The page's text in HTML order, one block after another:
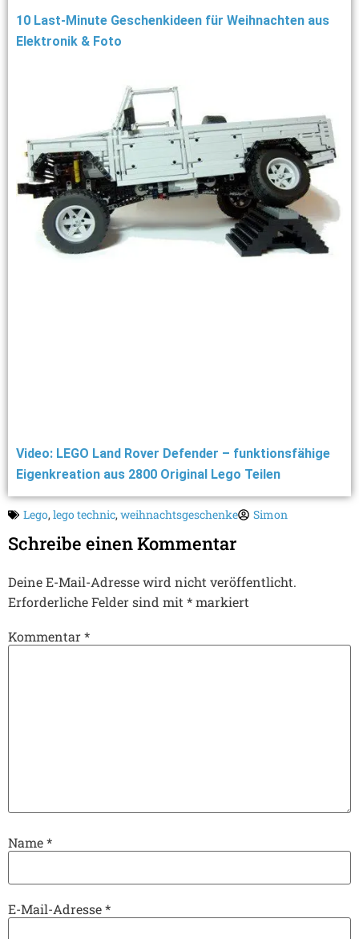
10 Last-Minute Geschenkideen für Weihnachten aus
Elektronik & Foto
Video: LEGO Land Rover Defender – funktionsfähige
Eigenkreation aus 2800 Original Lego Teilen
Lego,lego technic,weihnachtsgeschenke Simon
Schreibe einen Kommentar
Deine E-Mail-Adresse wird nicht veröffentlicht.
Erforderliche Felder sind mit*markiert
Kommentar*
Name*
E-Mail-Adresse*